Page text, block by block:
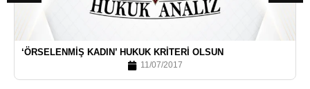
‘ÖRSELENMIŞ KADIN’ HUKUK KRITERI OLSUN
11/07/2017